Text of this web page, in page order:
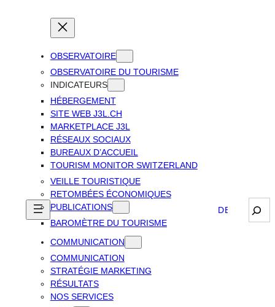
OBSERVATOIRE
OBSERVATOIRE DU TOURISME
INDICATEURS
HÉBERGEMENT
SITE WEB J3L.CH
MARKETPLACE J3L
RÉSEAUX SOCIAUX
BUREAUX D’ACCUEIL
TOURISM MONITOR SWITZERLAND
VEILLE TOURISTIQUE
RETOMBÉES ÉCONOMIQUES
PUBLICATIONS
BAROMÈTRE DU TOURISME
COMMUNICATION
COMMUNICATION
STRATÉGIE MARKETING
RÉSULTATS
NOS SERVICES
DEUTSCH